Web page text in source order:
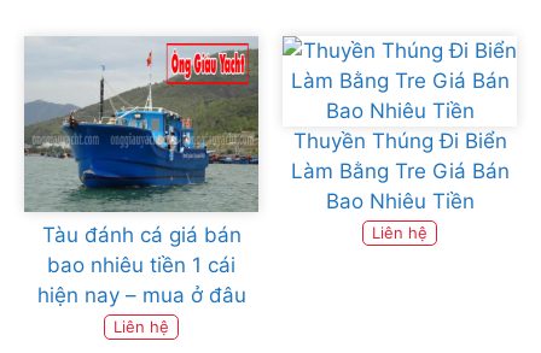
Tàu đánh cá giá bán
bao nhiêu tiền 1 cái
hiện nay – mua ở đâu
Liên hệ
Thuyền Thúng Đi Biển
Làm Bằng Tre Giá Bán
Bao Nhiêu Tiền
Liên hệ